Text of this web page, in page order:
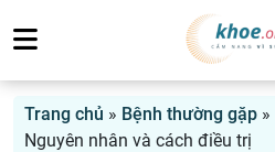
Trang chủ » Bệnh thường gặp »
Nguyên nhân và cách điều trị